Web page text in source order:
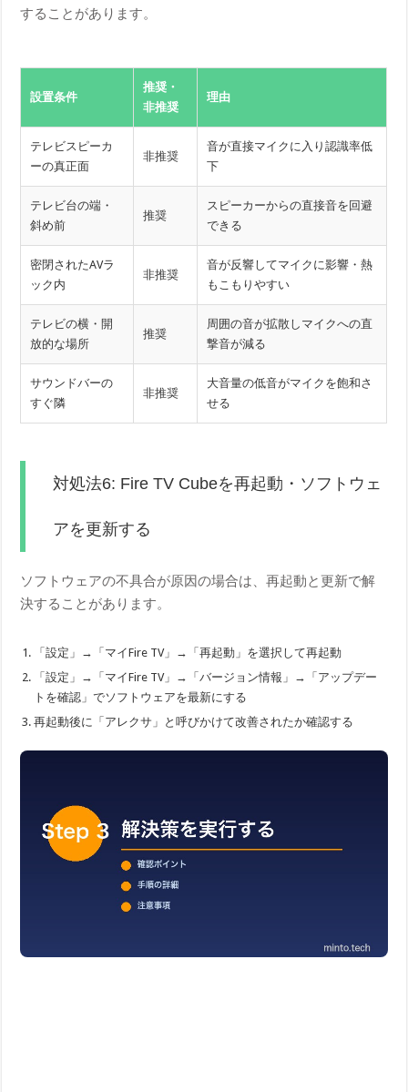
することがあります。
設置条件
推奨・
非推奨
理由
テレビスピーカ
ーの真正面
非推奨
音が直接マイクに入り認識率低
下
テレビ台の端・
斜め前
推奨
スピーカーからの直接音を回避
できる
密閉されたAVラ
ック内
非推奨
音が反響してマイクに影響・熱
もこもりやすい
テレビの横・開
放的な場所
推奨
周囲の音が拡散しマイクへの直
撃音が減る
サウンドバーの
すぐ隣
非推奨
大音量の低音がマイクを飽和さ
せる
対処法6: Fire TV Cubeを再起動・ソフトウェ
アを更新する
ソフトウェアの不具合が原因の場合は、再起動と更新で解
決することがあります。
「設定」→「マイFire TV」→「再起動」を選択して再起動
「設定」→「マイFire TV」→「バージョン情報」→「アップデー
トを確認」でソフトウェアを最新にする
再起動後に「アレクサ」と呼びかけて改善されたか確認する